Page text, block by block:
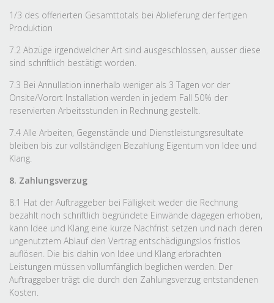
1/3 des offerierten Gesamttotals bei Ablieferung der fertigen
Produktion
7.2 Abzüge irgendwelcher Art sind ausgeschlossen, ausser diese
sind schriftlich bestätigt worden.
7.3 Bei Annullation innerhalb weniger als 3 Tagen vor der
Onsite/Vorort Installation werden in jedem Fall 50% der
reservierten Arbeitsstunden in Rechnung gestellt.
7.4 Alle Arbeiten, Gegenstände und Dienstleistungsresultate
bleiben bis zur vollständigen Bezahlung Eigentum von Idee und
Klang.
8. Zahlungsverzug
8.1 Hat der Auftraggeber bei Fälligkeit weder die Rechnung
bezahlt noch schriftlich begründete Einwände dagegen erhoben,
kann Idee und Klang eine kurze Nachfrist setzen und nach deren
ungenutztem Ablauf den Vertrag entschädigungslos fristlos
auflösen. Die bis dahin von Idee und Klang erbrachten
Leistungen müssen vollumfänglich beglichen werden. Der
Auftraggeber trägt die durch den Zahlungsverzug entstandenen
Kosten.